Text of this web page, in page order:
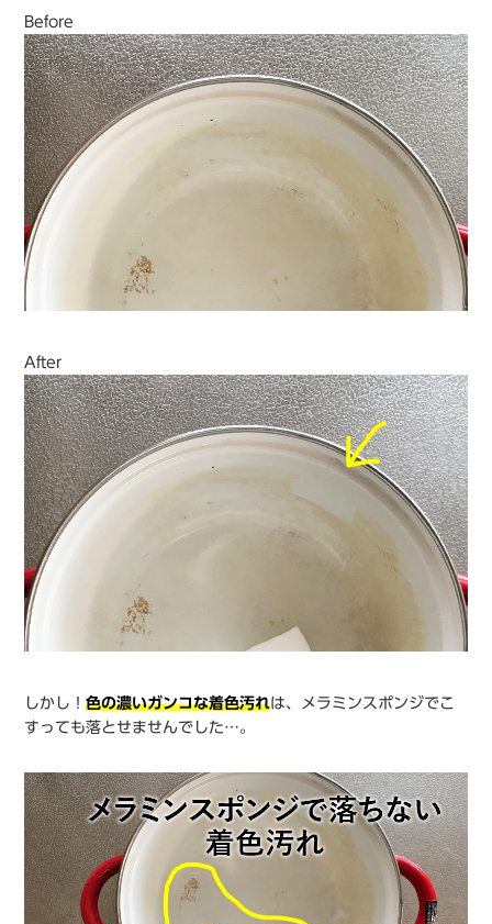
Before
After
しかし！色の濃いガンコな着色汚れは、メラミンスポンジでこ
すっても落とせませんでした…。